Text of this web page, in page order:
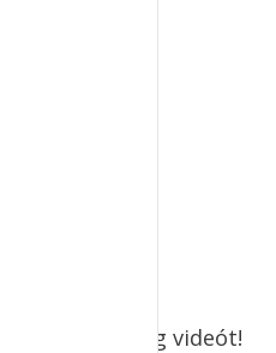
segítség videót!